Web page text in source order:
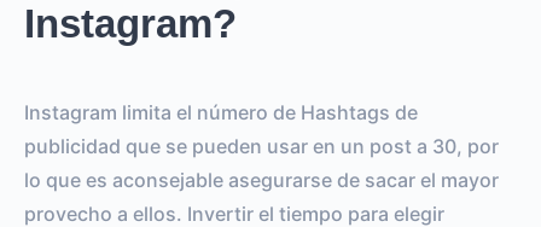
Instagram?
Instagram limita el número de Hashtags de
publicidad que se pueden usar en un post a 30, por
lo que es aconsejable asegurarse de sacar el mayor
provecho a ellos. Invertir el tiempo para elegir